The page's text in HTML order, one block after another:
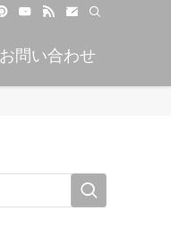
お問い合わせ